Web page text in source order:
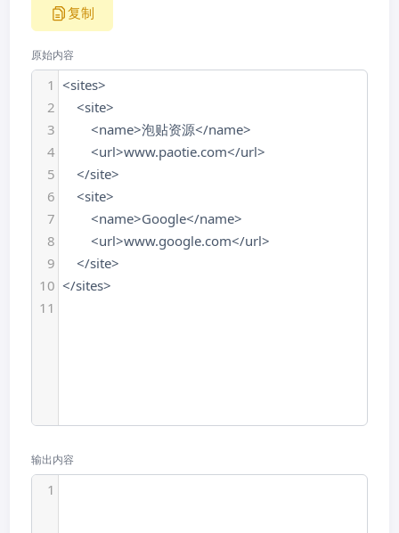
复制
原始内容
1 <sites>
2
    <site>
3
        <name>泡贴资源</name>
4
        <url>www.paotie.com</url>
5
    </site>
6
    <site>
7
        <name>Google</name>
8
        <url>www.google.com</url>
9
    </site>
10 </sites>
11
输出内容
1